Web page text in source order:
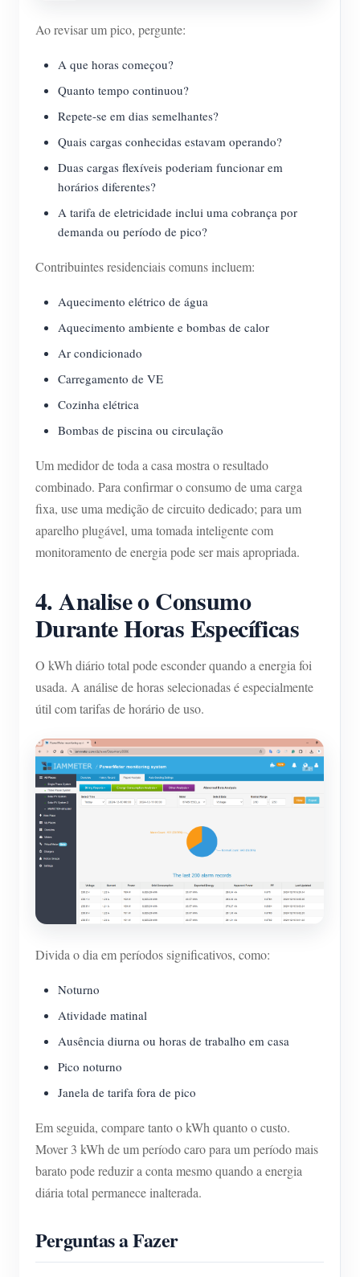
Ao revisar um pico, pergunte:
A que horas começou?
Quanto tempo continuou?
Repete-se em dias semelhantes?
Quais cargas conhecidas estavam operando?
Duas cargas flexíveis poderiam funcionar em
horários diferentes?
A tarifa de eletricidade inclui uma cobrança por
demanda ou período de pico?
Contribuintes residenciais comuns incluem:
Aquecimento elétrico de água
Aquecimento ambiente e bombas de calor
Ar condicionado
Carregamento de VE
Cozinha elétrica
Bombas de piscina ou circulação
Um medidor de toda a casa mostra o resultado
combinado. Para confirmar o consumo de uma carga
fixa, use uma medição de circuito dedicado; para um
aparelho plugável, uma tomada inteligente com
monitoramento de energia pode ser mais apropriada.
4. Analise o Consumo
Durante Horas Específicas
O kWh diário total pode esconder quando a energia foi
usada. A análise de horas selecionadas é especialmente
útil com tarifas de horário de uso.
Divida o dia em períodos significativos, como:
Noturno
Atividade matinal
Ausência diurna ou horas de trabalho em casa
Pico noturno
Janela de tarifa fora de pico
Em seguida, compare tanto o kWh quanto o custo.
Mover 3 kWh de um período caro para um período mais
barato pode reduzir a conta mesmo quando a energia
diária total permanece inalterada.
Perguntas a Fazer